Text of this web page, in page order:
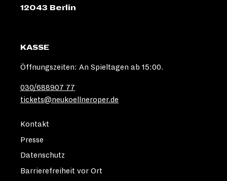
12043 Berlin
KASSE
Öffnungszeiten: An Spieltagen ab 15:00.
030/688907 77
tickets@neukoellneroper.de
Kontakt
Presse
Datenschutz
Barrierefreiheit vor Ort